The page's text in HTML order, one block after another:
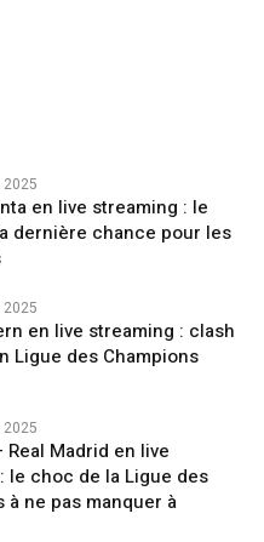
2025
en live streaming : le
dernière chance pour les
2025
en live streaming : clash
Ligue des Champions
2025
Real Madrid en live
le choc de la Ligue des
à ne pas manquer à